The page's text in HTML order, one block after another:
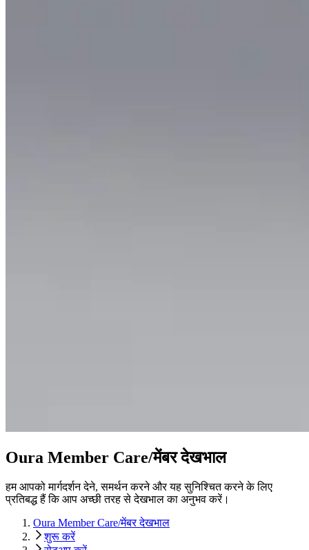
Oura Member Care/मेंबर देखभाल
हम आपको मार्गदर्शन देने, समर्थन करने और यह सुनिश्चित करने के लिए
प्रतिबद्ध हैं कि आप अच्छी तरह से देखभाल का अनुभव करें।
Oura Member Care/मेंबर देखभाल
शुरू करें